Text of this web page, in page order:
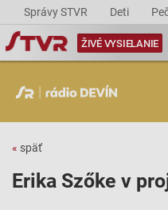
Správy STVR Deti
ŽIVÉ VYSIELANIE
« späť
Erika Szőke v